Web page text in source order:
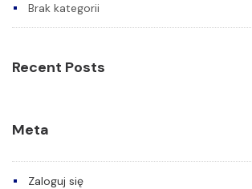
Brak kategorii
Recent Posts
Meta
Zaloguj się